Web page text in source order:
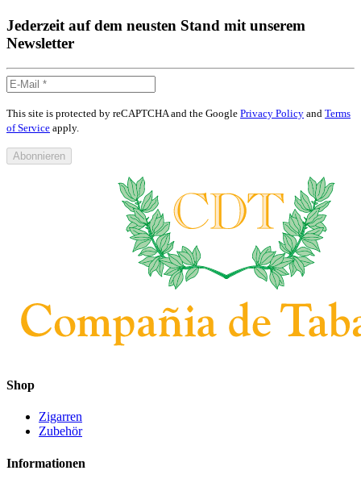
Jederzeit auf dem neusten Stand mit unserem
Newsletter
This site is protected by reCAPTCHA and the Google Privacy Policy and Terms
of Service apply.
Abonnieren
Shop
Zigarren
Zubehör
Informationen